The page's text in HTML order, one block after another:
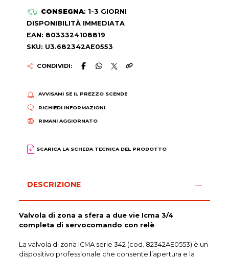
CONSEGNA: 1-3 GIORNI
DISPONIBILITÀ IMMEDIATA
EAN: 8033324108819
SKU: U3.682342AE0553
CONDIVIDI:
AVVISAMI SE IL PREZZO SCENDE
RICHIEDI INFORMAZIONI
RIMANI AGGIORNATO
SCARICA LA SCHEDA TECNICA DEL PRODOTTO
DESCRIZIONE
Valvola di zona a sfera a due vie Icma 3/4
completa di servocomando con relè
La valvola di zona ICMA serie 342 (cod. 82342AE0553) è un
dispositivo professionale che consente l’apertura e la